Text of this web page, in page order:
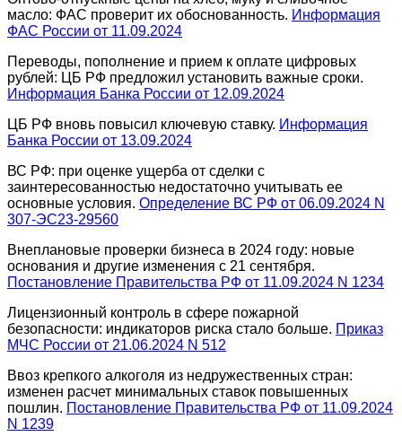
масло: ФАС проверит их обоснованность. Информация
ФАС России от 11.09.2024
Переводы, пополнение и прием к оплате цифровых
рублей: ЦБ РФ предложил установить важные сроки.
Информация Банка России от 12.09.2024
ЦБ РФ вновь повысил ключевую ставку. Информация
Банка России от 13.09.2024
ВС РФ: при оценке ущерба от сделки с
заинтересованностью недостаточно учитывать ее
основные условия. Определение ВС РФ от 06.09.2024 N
307-ЭС23-29560
Внеплановые проверки бизнеса в 2024 году: новые
основания и другие изменения с 21 сентября.
Постановление Правительства РФ от 11.09.2024 N 1234
Лицензионный контроль в сфере пожарной
безопасности: индикаторов риска стало больше. Приказ
МЧС России от 21.06.2024 N 512
Ввоз крепкого алкоголя из недружественных стран:
изменен расчет минимальных ставок повышенных
пошлин. Постановление Правительства РФ от 11.09.2024
N 1239